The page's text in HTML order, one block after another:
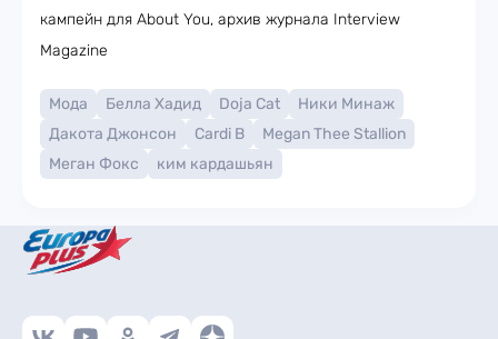
кампейн для About You, архив журнала Interview
Magazine
Мода Белла Хадид Doja Cat
Ники Минаж
Дакота Джонсон
Cardi B
Megan Thee Stallion
Меган Фокс
ким кардашьян